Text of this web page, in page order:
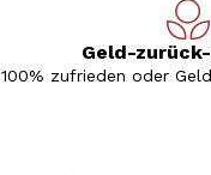
Geld-
100% zufrieden oder